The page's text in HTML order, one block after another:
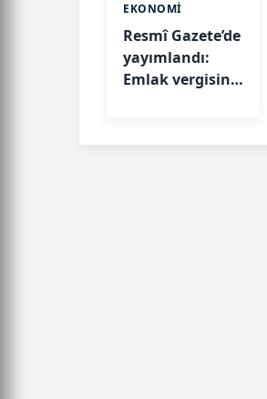
EKONOMİ
Resmî Gazete’de
yayımlandı:
Emlak vergisine